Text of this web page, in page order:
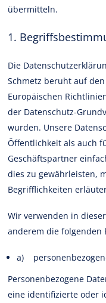
übermitteln.
1.
Die
Schmetz beruht auf
Europäischen
der Datenschutz-
wurden. Unsere
Öffentlichkeit als auch
Geschäftspartner
dies zu gewährleisten,
Begrifflichkeiten
Wir verwenden in
anderem die folgenden
a)
Personenbezogene
eine identifizierte oder